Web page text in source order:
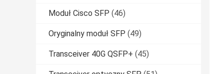
Moduł Cisco SFP (46)
Oryginalny moduł SFP (49)
Transceiver 40G QSFP+ (45)